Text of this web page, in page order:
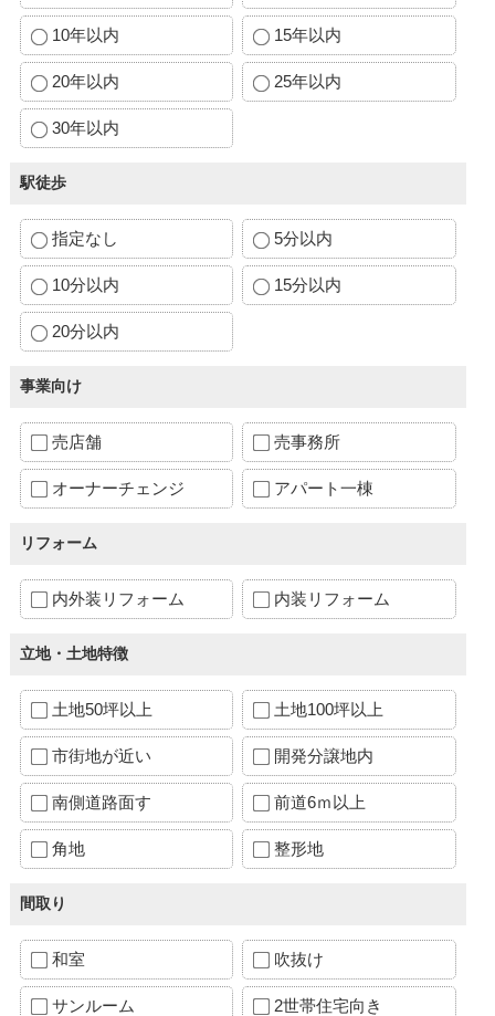
10年以内 15年以内
20年以内 25年以内
30年以内
駅徒歩
指定なし 5分以内
10分以内 15分以内
20分以内
事業向け
売店舗 売事務所
オーナーチェンジ アパート一棟
リフォーム
内外装リフォーム 内装リフォーム
立地・土地特徴
土地50坪以上 土地100坪以上
市街地が近い 開発分譲地内
南側道路面す 前道6ｍ以上
角地 整形地
間取り
和室 吹抜け
サンルーム 2世帯住宅向き